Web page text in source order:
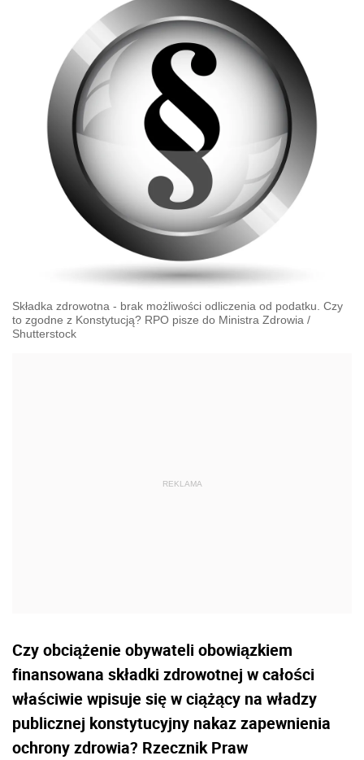
Składka zdrowotna - brak możliwości odliczenia od podatku. Czy
to zgodne z Konstytucją? RPO pisze do Ministra Zdrowia /
Shutterstock
Czy obciążenie obywateli obowiązkiem
finansowana składki zdrowotnej w całości
właściwie wpisuje się w ciążący na władzy
publicznej konstytucyjny nakaz zapewnienia
ochrony zdrowia? Rzecznik Praw